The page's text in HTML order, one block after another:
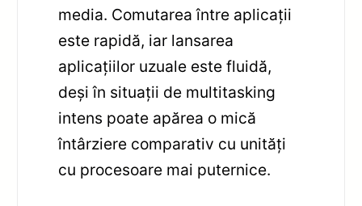
media. Comutarea între aplicații
este rapidă, iar lansarea
aplicațiilor uzuale este fluidă,
deși în situații de multitasking
intens poate apărea o mică
întârziere comparativ cu unități
cu procesoare mai puternice.